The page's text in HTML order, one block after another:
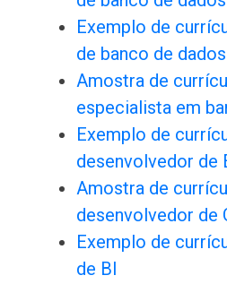
Exemplo de
de banco de dados
Amostra de
especialista em
Exemplo de
desenvolvedor de
Amostra de
desenvolvedor de
Exemplo de
de BI